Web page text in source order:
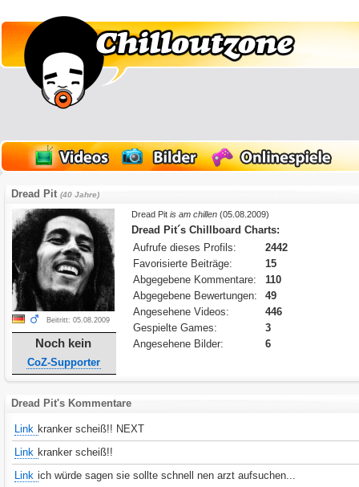
Dread Pit(40 Jahre)
Beitritt: 05.08.2009
Noch kein
CoZ-Supporter
Dread Pitis am chillen (05.08.2009)
Dread Pit´s Chillboard Charts:
Aufrufe dieses Profils:
2442
Favorisierte Beiträge:
15
Abgegebene Kommentare:
110
Abgegebene Bewertungen:
49
Angesehene Videos:
446
Gespielte Games:
3
Angesehene Bilder:
6
Dread Pit's Kommentare
Link kranker scheiß!! NEXT
Link kranker scheiß!!
Link ich würde sagen sie sollte schnell nen arzt aufsuchen...